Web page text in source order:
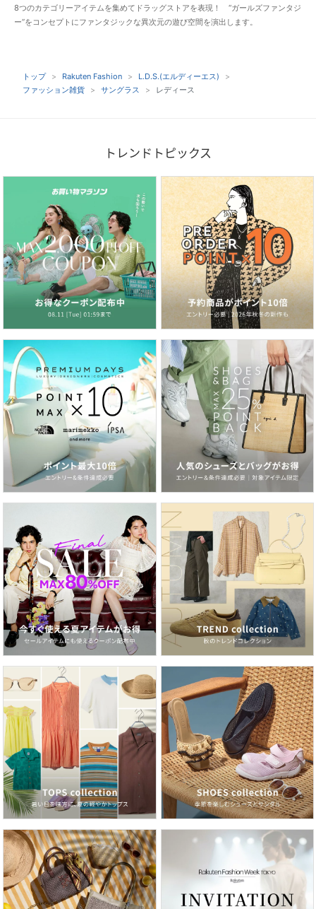
8つのカテゴリーアイテムを集めてドラッグストアを表現！ “ガールズファンタジ
ー”をコンセプトにファンタジックな異次元の遊び空間を演出します。
トップ Rakuten Fashion
L.D.S.(エルディーエス)
ファッション雑貨
サングラス レディース
トレンドトピックス